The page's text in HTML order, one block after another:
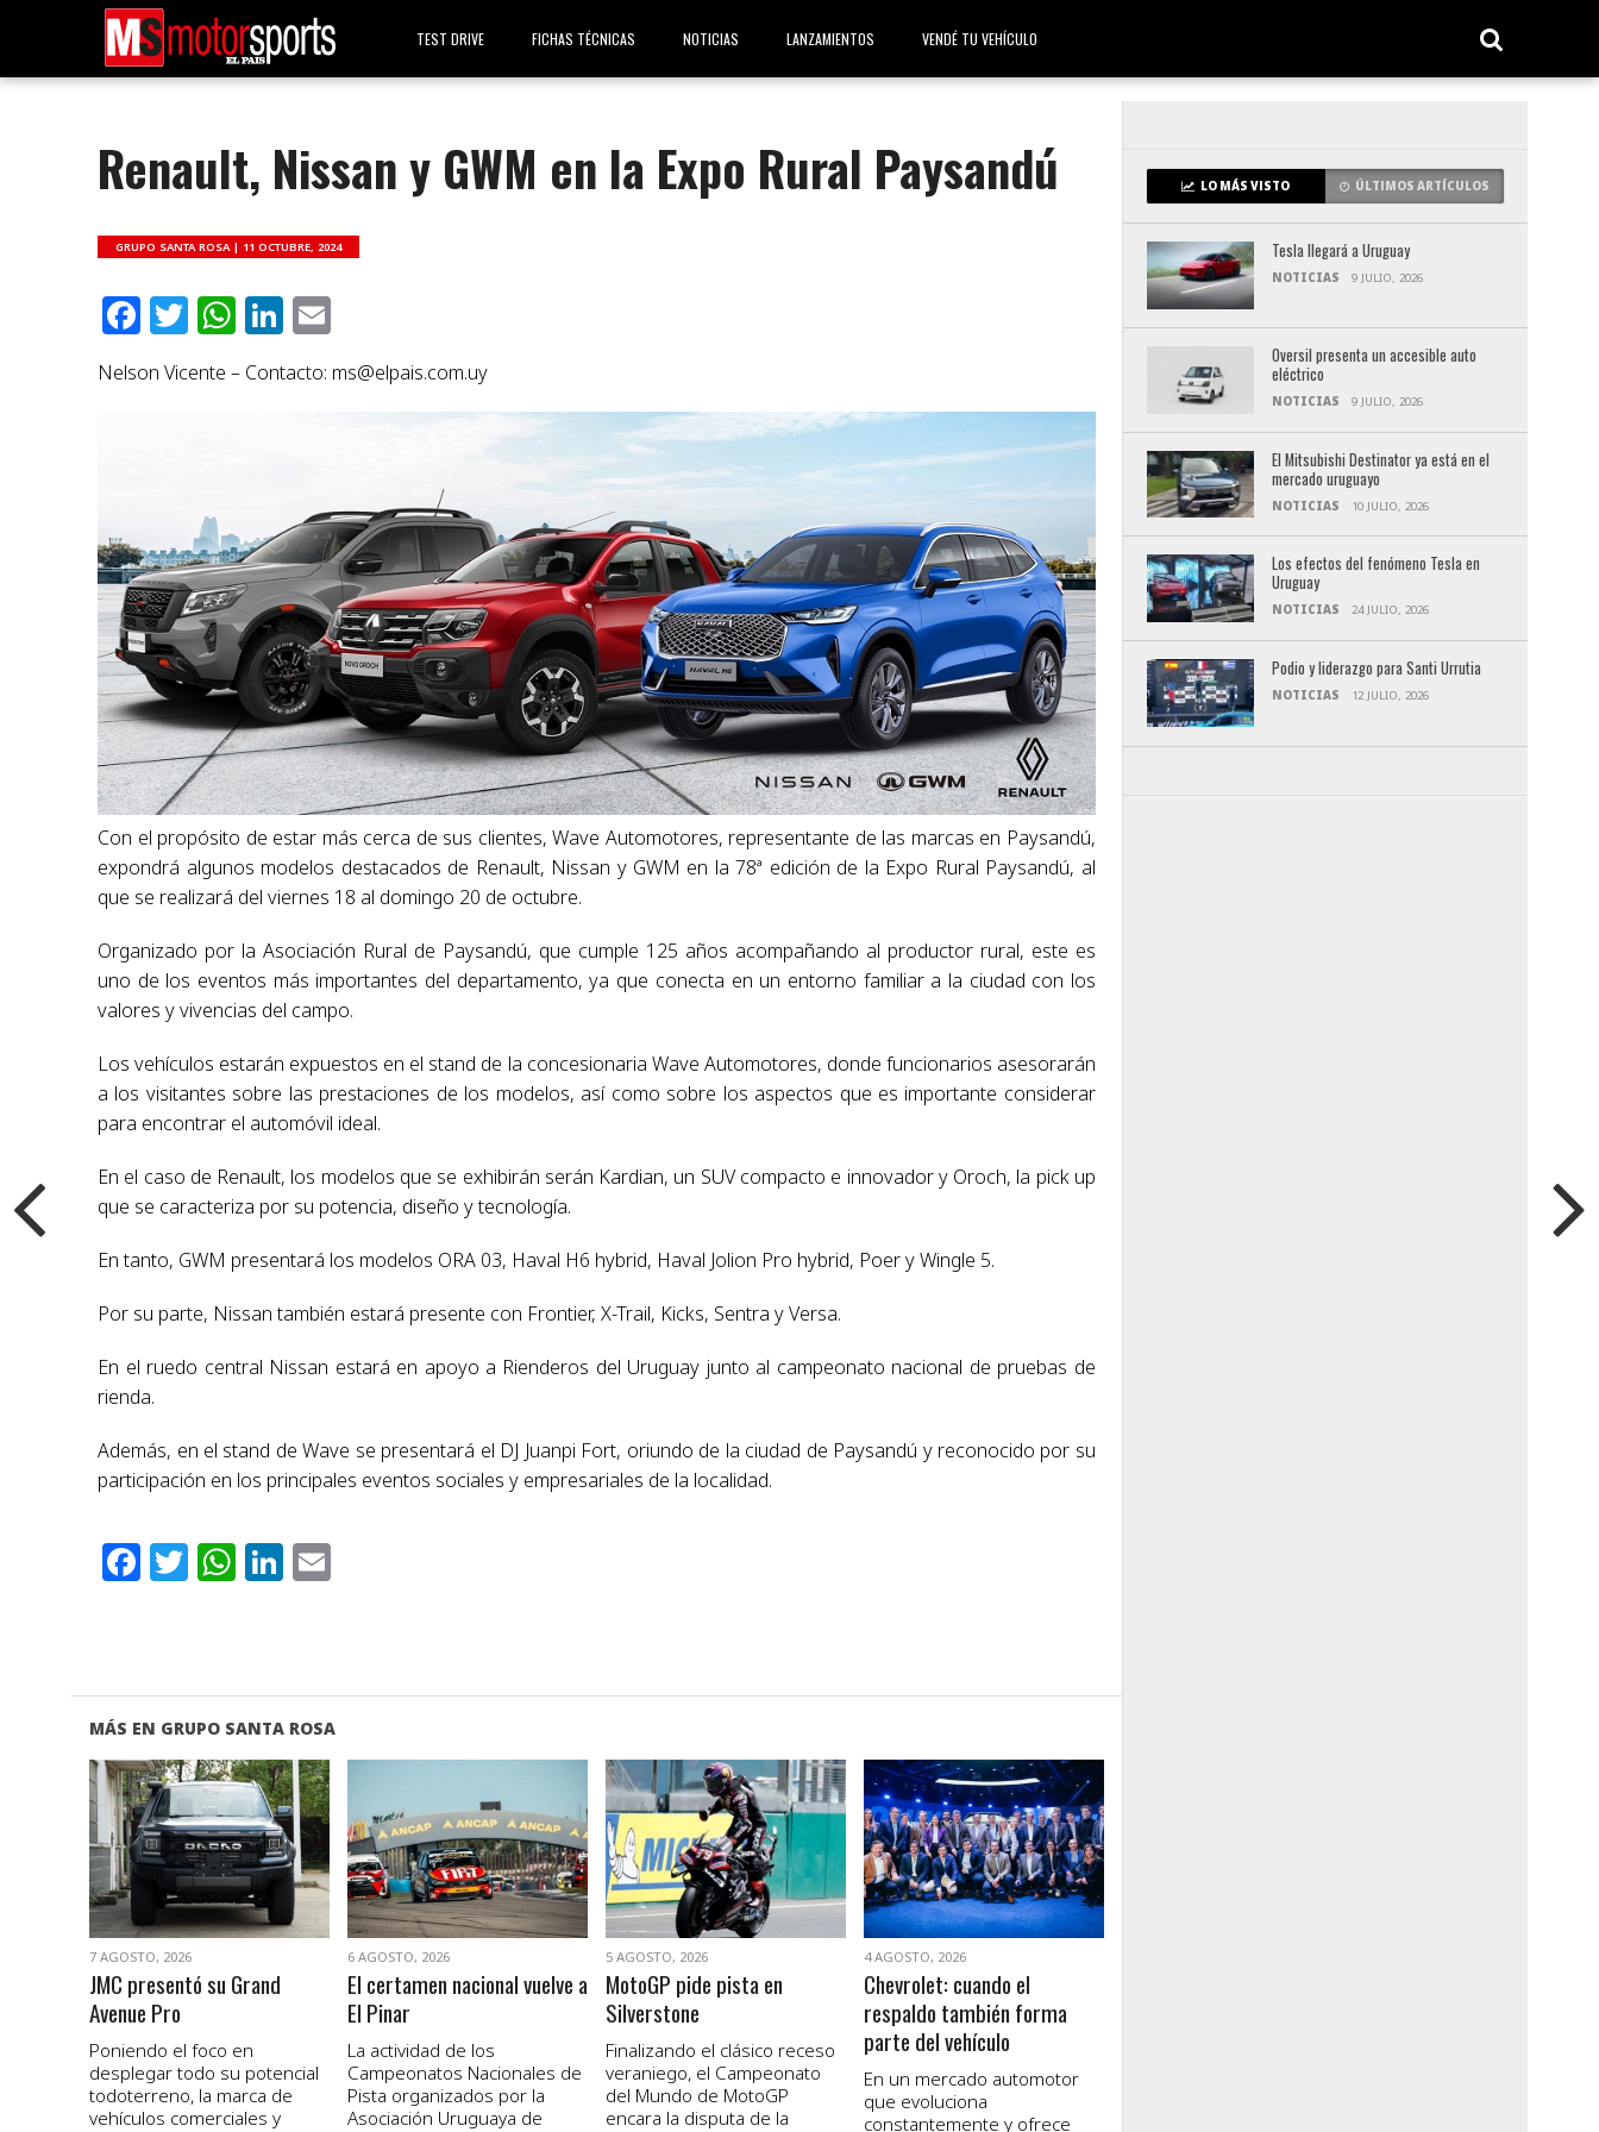
TEST DRIVE FICHAS TÉCNICAS NOTICIAS LANZAMIENTOS VENDÉ TU VEHÍCULO
Renault, Nissan y GWM en la Expo Rural Paysandú
GRUPO SANTA ROSA | 11 OCTUBRE, 2024
Facebook
Twitter
WhatsApp
LinkedIn
Nelson Vicente – Contacto: ms@elpais.com.uy
Con el propósito de estar más cerca de sus clientes, Wave Automotores, representante de las marcas en Paysandú,
expondrá algunos modelos destacados de Renault, Nissan y GWM en la 78ª edición de la Expo Rural Paysandú, al
que se realizará del viernes 18 al domingo 20 de octubre.
Organizado por la Asociación Rural de Paysandú, que cumple 125 años acompañando al productor rural, este es
uno de los eventos más importantes del departamento, ya que conecta en un entorno familiar a la ciudad con los
valores y vivencias del campo.
Los vehículos estarán expuestos en el stand de la concesionaria Wave Automotores, donde funcionarios asesorarán
a los visitantes sobre las prestaciones de los modelos, así como sobre los aspectos que es importante considerar
para encontrar el automóvil ideal.
En el caso de Renault, los modelos que se exhibirán serán Kardian, un SUV compacto e innovador y Oroch, la pick up
que se caracteriza por su potencia, diseño y tecnología.
En tanto, GWM presentará los modelos ORA 03, Haval H6 hybrid, Haval Jolion Pro hybrid, Poer y Wingle 5.
Por su parte, Nissan también estará presente con Frontier, X-Trail, Kicks, Sentra y Versa.
En el ruedo central Nissan estará en apoyo a Rienderos del Uruguay junto al campeonato nacional de pruebas de
rienda.
Además, en el stand de Wave se presentará el DJ Juanpi Fort, oriundo de la ciudad de Paysandú y reconocido por su
participación en los principales eventos sociales y empresariales de la localidad.
Facebook
Twitter
WhatsApp
LinkedIn
MÁS EN GRUPO SANTA ROSA
VER NOTA
7 AGOSTO, 2026
JMC presentó su Grand
Avenue Pro
Poniendo el foco en
desplegar todo su potencial
todoterreno, la marca de
vehículos comerciales y
VER NOTA
6 AGOSTO, 2026
El certamen nacional vuelve a
El Pinar
La actividad de los
Campeonatos Nacionales de
Pista organizados por la
Asociación Uruguaya de
VER NOTA
5 AGOSTO, 2026
MotoGP pide pista en
Silverstone
Finalizando el clásico receso
veraniego, el Campeonato
del Mundo de MotoGP
encara la disputa de la
VER NOTA
4 AGOSTO, 2026
Chevrolet: cuando el
respaldo también forma
parte del vehículo
En un mercado automotor
que evoluciona
constantemente y ofrece
LO MÁS VISTO ÚLTIMOS ARTÍCULOS
Tesla llegará a Uruguay
NOTICIAS 9 JULIO, 2026
Oversil presenta un accesible auto
eléctrico
NOTICIAS 9 JULIO, 2026
El Mitsubishi Destinator ya está en el
mercado uruguayo
NOTICIAS 10 JULIO, 2026
Los efectos del fenómeno Tesla en
Uruguay
NOTICIAS 24 JULIO, 2026
Podio y liderazgo para Santi Urrutia
NOTICIAS 12 JULIO, 2026